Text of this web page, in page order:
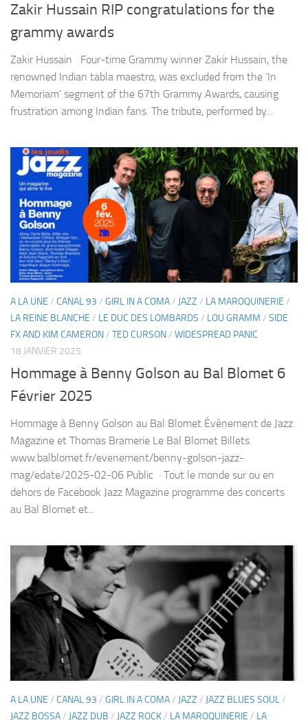
Zakir Hussain RIP congratulations for the
grammy awards
Zakir Hussain Four-time Grammy winner Zakir Hussain, the
renowned Indian tabla maestro, was excluded from the ‘In
Memoriam’ segment of the 67th Grammy Awards, causing
frustration among Indian fans. The tribute, performed by...
A LA UNE / CANAL 93 / GIRL IN A COMA/ JAZZ / LA MAROQUINERIE /
LA REINE BLANCHE / LE DUC DES LOMBARDS / LOU GRAMM / SIDE
FX AND KIM CAMERON/ TED CURSON/ WIDESPREAD PANIC
18 JANVIER 2025
Hommage à Benny Golson au Bal Blomet 6
Février 2025
Hommage à Benny Golson au Bal Blomet Évènement de Jazz
Magazine et Thomas Bramerie Le Bal Blomet Billets
www.balblomet.fr/evenement/benny-golson-jazz-
mag/edate/2025-02-06 Public · Tout le monde sur ou en
dehors de Facebook Jazz Magazine programme des concerts
au Bal Blomet et...
A LA UNE / CANAL 93 / GIRL IN A COMA/ JAZZ / JAZZ BLUES SOUL/
JAZZ BOSSA/ JAZZ DUB / JAZZ ROCK/ LA MAROQUINERIE / LA